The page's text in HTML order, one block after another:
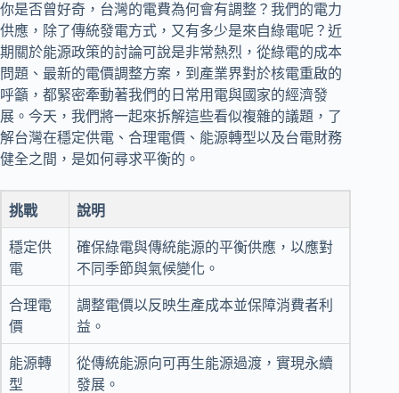
你是否曾好奇，台灣的電費為何會有調整？我們的電力
供應，除了傳統發電方式，又有多少是來自綠電呢？近
期關於能源政策的討論可說是非常熱烈，從綠電的成本
問題、最新的電價調整方案，到產業界對於核電重啟的
呼籲，都緊密牽動著我們的日常用電與國家的經濟發
展。今天，我們將一起來拆解這些看似複雜的議題，了
解台灣在穩定供電、合理電價、能源轉型以及台電財務
健全之間，是如何尋求平衡的。
挑戰 說明
穩定供
電
確保綠電與傳統能源的平衡供應，以應對
不同季節與氣候變化。
合理電
價
調整電價以反映生產成本並保障消費者利
益。
能源轉
型
從傳統能源向可再生能源過渡，實現永續
發展。